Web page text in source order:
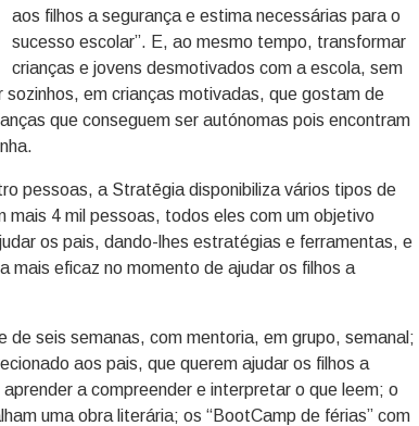
aos filhos a segurança e estima necessárias para o
sucesso escolar”. E, ao mesmo tempo, transformar
crianças e jovens desmotivados com a escola, sem
em crianças motivadas, que gostam de
que conseguem ser autónomas pois encontram
pessoas, a Stratēgia disponibiliza vários tipos de
mais 4 mil pessoas, todos eles com um objetivo
os pais, dando-lhes estratégias e ferramentas, e
eficaz no momento de ajudar os filhos a
de seis semanas, com mentoria, em grupo, semanal;
aos pais, que querem ajudar os filhos a
a compreender e interpretar o que leem; o
uma obra literária; os “BootCamp de férias” com